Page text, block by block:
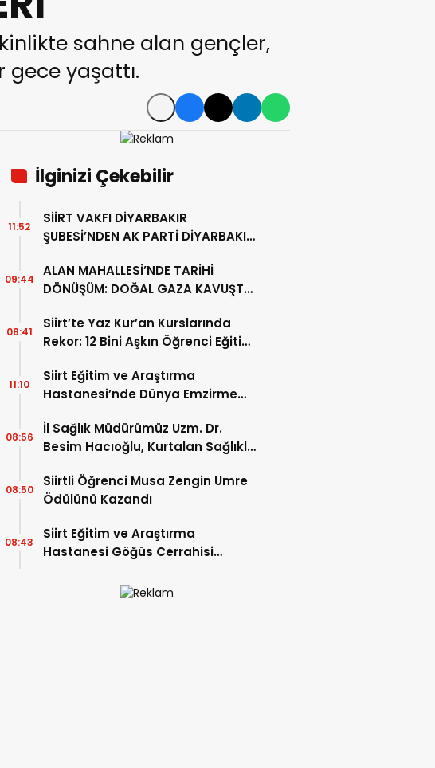
sahne alan gençler,
yaşattı.
İlginizi Çekebilir
SİİRT VAKFI DİYARBAKIR
ŞUBESİ’NDEN AK PARTİ DİYARBAKIR
ZİYARETİ
11:52
ALAN MAHALLESİ’NDE TARİHİ
DÖNÜŞÜM: DOĞAL GAZA KAVUŞTU,
09:44
Siirt’te Yaz Kur’an Kurslarında
Rekor: 12 Bini Aşkın Öğrenci Eğitim
08:41
Siirt Eğitim ve Araştırma
Hastanesi’nde Dünya Emzirme
11:10
İl Sağlık Müdürümüz Uzm. Dr.
Besim Hacıoğlu, Kurtalan Sağlıklı
08:56
Siirtli Öğrenci Musa Zengin Umre
Ödülünü Kazandı
08:50
Siirt Eğitim ve Araştırma
Hastanesi Göğüs Cerrahisi
“Akciğer Nodülleri Her Zaman
08:43